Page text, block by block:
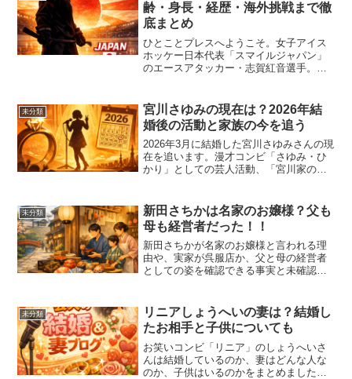
齢・身長・経歴・海外挑戦まで徹
底まとめ
ひとことプレスへようこそ。女子アイス
ホッケー日本代表「スマイルジャパン」
のエースアタッカー・志賀紅音選手。北
プロリーグ移籍と、日本女子アイスホッ
ケー史に次々と新しい...
未分類
宮川さゆみの現在は？2026年結
婚後の活動と家族の今を追う
2026年3月に結婚した宮川さゆみさんの現
在を追います。漫才コンビ「さゆみ・ひ
かり」としての芸人活動、「宮川家の女
とめて紹介します。
未分類
新田さちかは名家のお嬢様？父も
母も経営者だった！！
新田さちかが名家のお嬢様と言われる理
由や、実家が呉服店か、父と母の経営者
としての姿を確認できる事実と未確認の
未分類
リニアしょうへいの妻は？結婚し
たお相手と子供についても
お笑いコンビ「リニア」のしょうへいさ
んは結婚しているのか、妻はどんな人な
のか、子供はいるのかをまとめました。